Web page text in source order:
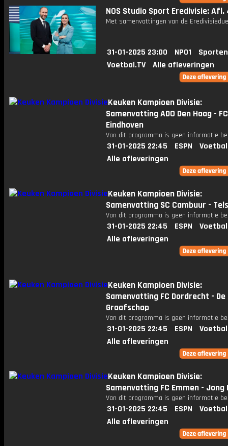
NOS Studio Sport Eredivisie: Afl.
Met samenvattingen van de
31-01-2025 23:00 NPO1
Voetbal.TV
Alle afleveringen
Keuken Kampioen Divisie:
Samenvatting ADO Den Haag - FC
Eindhoven
Van dit programma is geen informatie
31-01-2025 22:45 ESPN
Alle afleveringen
Keuken Kampioen Divisie:
Samenvatting SC Cambuur -
Van dit programma is geen informatie
31-01-2025 22:45 ESPN
Alle afleveringen
Keuken Kampioen Divisie:
Samenvatting FC Dordrecht - De
Graafschap
Van dit programma is geen informatie
31-01-2025 22:45 ESPN
Alle afleveringen
Keuken Kampioen Divisie:
Samenvatting FC Emmen - Jong
Van dit programma is geen informatie
31-01-2025 22:45 ESPN
Alle afleveringen